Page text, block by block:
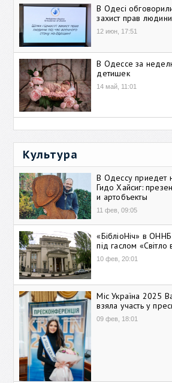
В Одесі
захист прав людини
12 июн, 17:51
В Одессе за
детишек
14 май, 11:01
Культура
В Одессу приедет
Гидо Хайсиг:
и артобъекты
11 фев, 09:05
«БібліоНіч» в
під гаслом
10 фев, 20:01
Міс Україна 2025
взяла участь у
09 фев, 18:01